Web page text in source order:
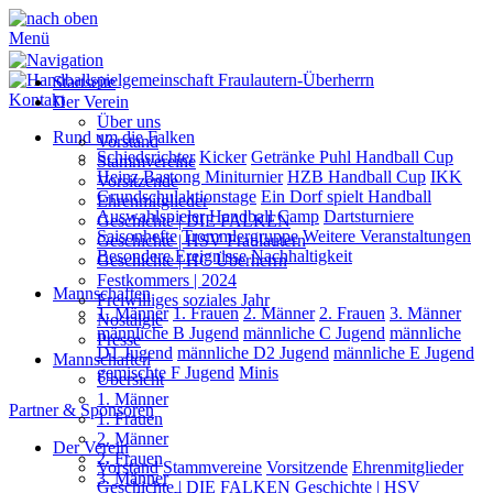
Menü
Startseite
Der Verein
Über uns
Vorstand
Stammvereine
Vorsitzende
Ehrenmitglieder
Geschichte | DIE FALKEN
Geschichte | HSV Fraulautern
Geschichte | HC Überherrn
Festkommers | 2024
Freiwilliges soziales Jahr
Nostalgie
Presse
Mannschaften
Übersicht
1. Männer
1. Frauen
2. Männer
2. Frauen
3. Männer
Kontakt
Rund um die Falken
Schiedsrichter Kicker Getränke Puhl Handball Cup
Heinz Bastong Miniturnier HZB Handball Cup IKK
Grundschulaktionstage Ein Dorf spielt Handball
Auswahlspieler Handball Camp Dartsturniere
Saisonhefte Trommlergruppe Weitere Veranstaltungen
Besondere Ereignisse Nachhaltigkeit
Mannschaften
1. Männer 1. Frauen 2. Männer 2. Frauen 3. Männer
männliche B Jugend männliche C Jugend männliche
D1 Jugend männliche D2 Jugend männliche E Jugend
gemischte F Jugend Minis
Partner & Sponsoren
Der Verein
Vorstand Stammvereine Vorsitzende Ehrenmitglieder
Geschichte | DIE FALKEN Geschichte | HSV